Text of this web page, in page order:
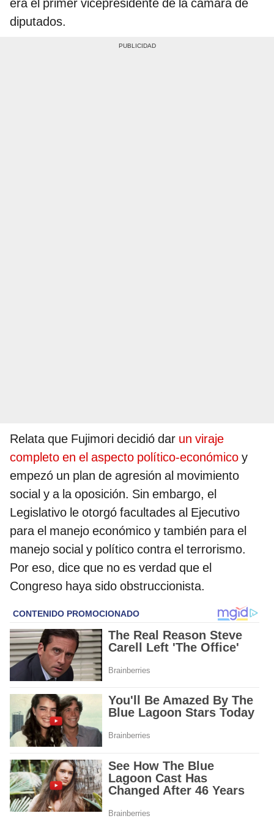
era el primer vicepresidente de la cámara de
diputados.
Relata que Fujimori decidió dar un viraje
completo en el aspecto político-económico y
empezó un plan de agresión al movimiento
social y a la oposición. Sin embargo, el
Legislativo le otorgó facultades al Ejecutivo
para el manejo económico y también para el
manejo social y político contra el terrorismo.
Por eso, dice que no es verdad que el
Congreso haya sido obstruccionista.